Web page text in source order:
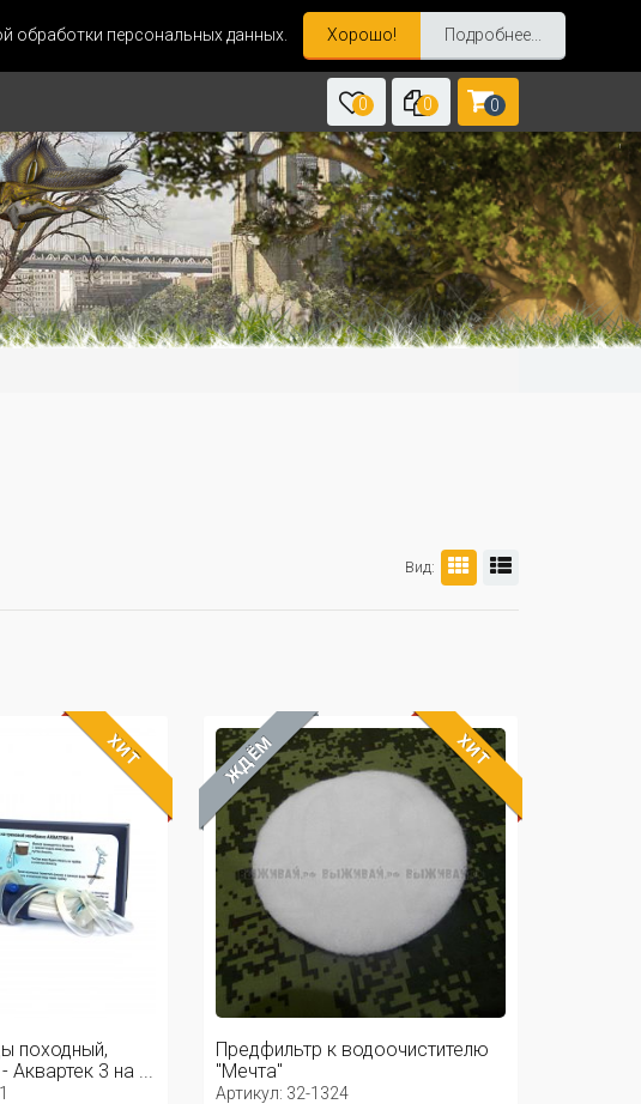
обработки персональных данных. Хорошо! Подробнее...
0 0 0
Вид:
ХИТ
походный,
Аквартек 3 на ...
ЖДЁМ ХИТ
Предфильтр к водоочистителю
"Мечта"
Артикул: 32-1324